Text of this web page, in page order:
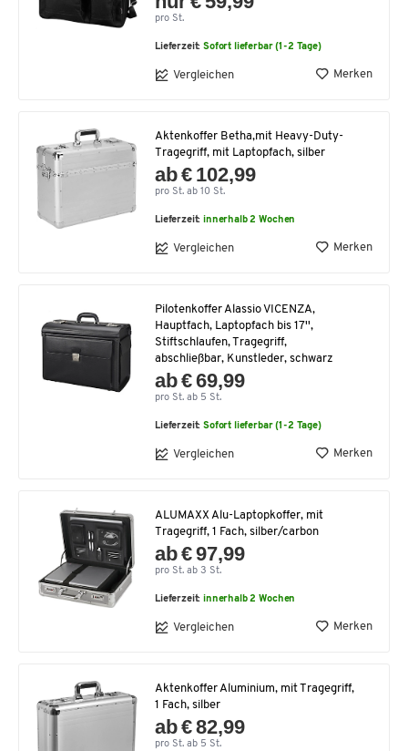
pro St.
Lieferzeit:Sofort lieferbar (1-2 Tage)
Vergleichen Merken
Aktenkoffer Betha,mit Heavy-Duty-
Tragegriff, mit Laptopfach, silber
ab € 102,99
pro St. ab 10 St.
Lieferzeit:innerhalb 2 Wochen
Vergleichen Merken
Pilotenkoffer Alassio VICENZA,
Hauptfach, Laptopfach bis 17'',
Stiftschlaufen, Tragegriff,
abschließbar, Kunstleder, schwarz
ab € 69,99
pro St. ab 5 St.
Lieferzeit:Sofort lieferbar (1-2 Tage)
Vergleichen Merken
ALUMAXX Alu-Laptopkoffer, mit
Tragegriff, 1 Fach, silber/carbon
ab € 97,99
pro St. ab 3 St.
Lieferzeit:innerhalb 2 Wochen
Vergleichen Merken
Aktenkoffer Aluminium, mit Tragegriff,
1 Fach, silber
ab € 82,99
pro St. ab 5 St.